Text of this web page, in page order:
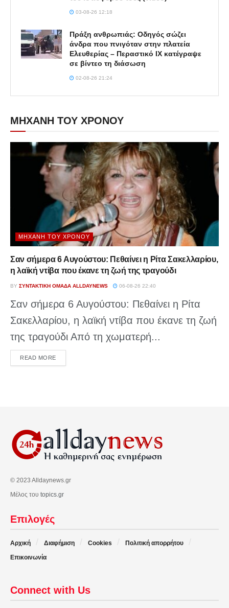
03-08-26 12:18
Πράξη ανθρωπιάς: Οδηγός σώζει
άνδρα που πνιγόταν στην πλατεία
Ελευθερίας – Περαστικό ΙΧ κατέγραψε
σε βίντεο τη διάσωση
02-08-26 21:24
ΜΗΧΑΝΗ ΤΟΥ ΧΡΟΝΟΥ
ΜΗΧΑΝΉ ΤΟΥ ΧΡΌΝΟΥ
Σαν σήμερα 6 Αυγούστου: Πεθαίνει η Ρίτα Σακελλαρίου,
η λαϊκή ντίβα που έκανε τη ζωή της τραγούδι
BY ΣΥΝΤΑΚΤΙΚΉ ΟΜΆΔΑ ALLDAYNEWS 06-08-26 22:40
Σαν σήμερα 6 Αυγούστου: Πεθαίνει η Ρίτα
Σακελλαρίου, η λαϊκή ντίβα που έκανε τη ζωή
της τραγούδι Από τη χωματερή...
READ MOREDETAILS
© 2023 Alldaynews.gr
Μέλος του topics.gr
Επιλογές
Αρχική Διαφήμιση Cookies
Πολιτική απορρήτου
Επικοινωνία
Connect with Us